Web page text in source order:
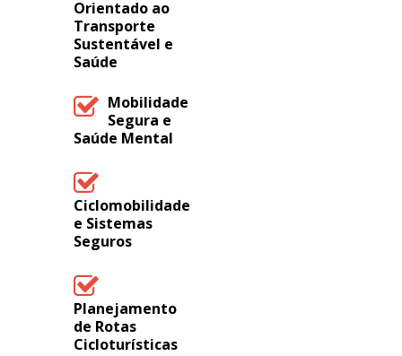
Orientado ao
Transporte
Sustentável e
Saúde
Mobilidade
Segura e
Saúde Mental
Ciclomobilidade
e Sistemas
Seguros
Planejamento
de Rotas
Cicloturísticas